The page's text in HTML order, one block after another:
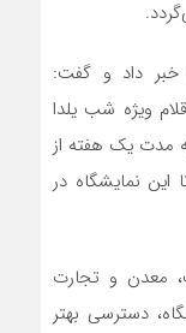
خبر داد و گفت:
ویژه شب یلدا
مدت یک هفته از
این نمایشگاه در
معدن و تجارت
دسترسی بهتر